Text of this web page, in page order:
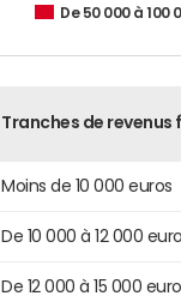
De 50 000 à 100
Tranches de revenus
Moins de 10 000 euros
De 10 000 à 12 000
De 12 000 à 15 000